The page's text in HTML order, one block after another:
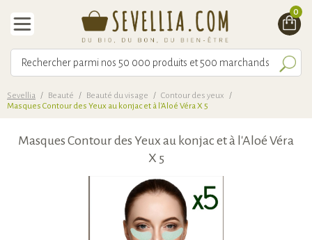
0
Sevellia / Beauté / Beauté du visage / Contour des yeux
/
Masques Contour des Yeux au konjac et à l'Aloé Véra X 5
Masques Contour des Yeux au konjac et à l'Aloé Véra
X 5